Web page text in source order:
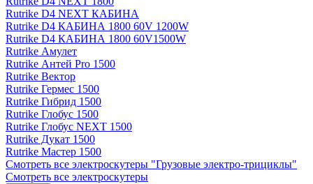
Rutrike D4 NEXT КАБИНА
Rutrike D4 КАБИНА 1800 60V 1200W
Rutrike D4 КАБИНА 1800 60V1500W
Rutrike Амулет
Rutrike Антей Pro 1500
Rutrike Вектор
Rutrike Гермес 1500
Rutrike Гибрид 1500
Rutrike Глобус 1500
Rutrike Глобус NEXT 1500
Rutrike Дукат 1500
Rutrike Мастер 1500
Смотреть все электро­скутеры "Грузовые электро‑трициклы"
Смотреть все электро­скутеры